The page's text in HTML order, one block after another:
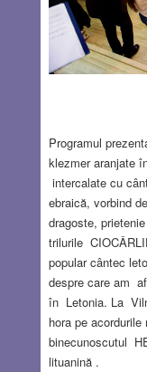
Programul
klezmer aranjate
intercalate cu
ebraică, vorbind
dragoste,
trilurile
popular cântec
despre care am
în Letonia. La
hora pe
binecunoscutul
lituanină .